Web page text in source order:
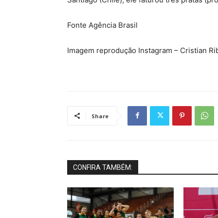
Fonte Agência Brasil
Imagem reprodução Instagram – Cristian
Share
CONFIRA TAMBÉM: